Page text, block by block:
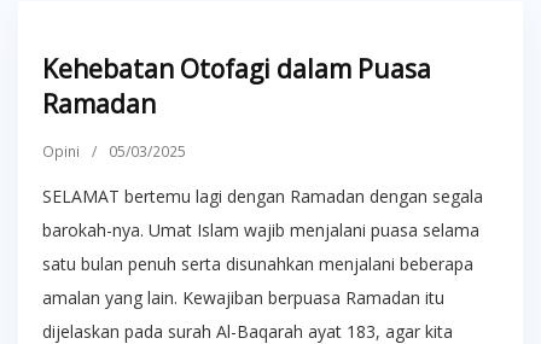
Kehebatan Otofagi dalam Puasa
Ramadan
Opini / 05/03/2025
SELAMAT bertemu lagi dengan Ramadan dengan segala
barokah-nya. Umat Islam wajib menjalani puasa selama
satu bulan penuh serta disunahkan menjalani beberapa
amalan yang lain. Kewajiban berpuasa Ramadan itu
dijelaskan pada surah Al-Baqarah ayat 183, agar kita